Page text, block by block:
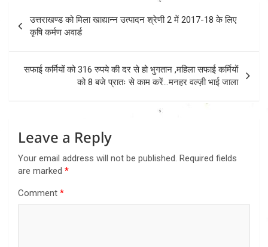
navigation
उत्तराखण्ड को मिला खाद्यान्न उत्पादन श्रेणी 2 में 2017-18 के लिए
कृषि कर्मण अवार्ड
सफाई कर्मियों को 316 रुपये की दर से हो भुगतान ,महिला सफाई कर्मियों
को 8 बजे प्रातः से काम करें…मनहर वल्ज़ी भाई जाला
Leave a Reply
Your email address will not be published. Required fields
are marked *
Comment *